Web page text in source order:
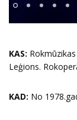
KAS:
Leģions.
KAD: No